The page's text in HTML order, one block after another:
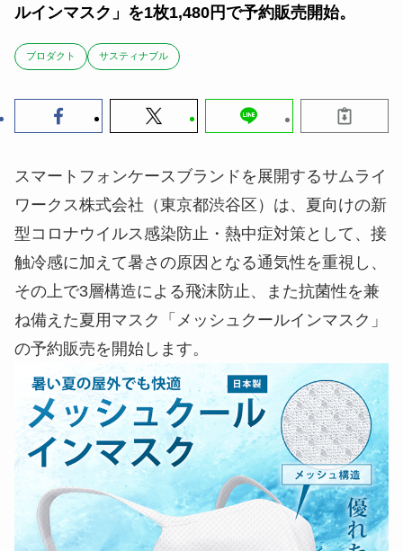
ルインマスク」を1枚1,480円で予約販売開始。
ブロダクト サスティナブル
スマートフォンケースブランドを展開するサムライ
ワークス株式会社（東京都渋谷区）は、夏向けの新
型コロナウイルス感染防止・熱中症対策として、接
触冷感に加えて暑さの原因となる通気性を重視し、
その上で3層構造による飛沫防止、また抗菌性を兼
ね備えた夏用マスク「メッシュクールインマスク」
の予約販売を開始します。